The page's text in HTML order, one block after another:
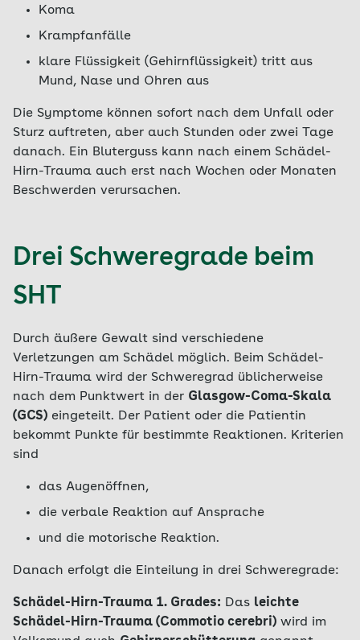
Koma
Krampfanfälle
klare Flüssigkeit (Gehirnflüssigkeit) tritt aus
Mund, Nase und Ohren aus
Die Symptome können sofort nach dem Unfall oder
Sturz auftreten, aber auch Stunden oder zwei Tage
danach. Ein Bluterguss kann nach einem Schädel-
Hirn-Trauma auch erst nach Wochen oder Monaten
Beschwerden verursachen.
Drei Schweregrade beim
SHT
Durch äußere Gewalt sind verschiedene
Verletzungen am Schädel möglich. Beim Schädel-
Hirn-Trauma wird der Schweregrad üblicherweise
nach dem Punktwert in der Glasgow-Coma-Skala
(GCS) eingeteilt. Der Patient oder die Patientin
bekommt Punkte für bestimmte Reaktionen. Kriterien
sind
das Augenöffnen,
die verbale Reaktion auf Ansprache
und die motorische Reaktion.
Danach erfolgt die Einteilung in drei Schweregrade:
Schädel-Hirn-Trauma 1. Grades: Das leichte
Schädel-Hirn-Trauma (Commotio cerebri) wird im